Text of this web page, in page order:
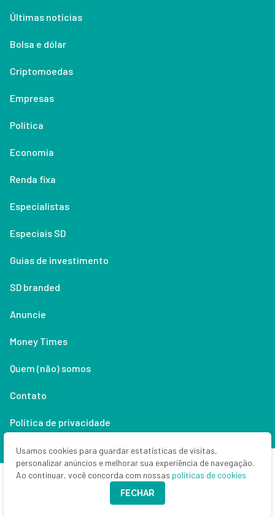
Últimas notícias
Bolsa e dólar
Criptomoedas
Empresas
Política
Economia
Renda fixa
Especialistas
Especiais SD
Guias de investimento
SD branded
Anuncie
Money Times
Quem (não) somos
Contato
Política de privacidade
Lifestyle
Copyright © 2026 Seu Dinheiro. Todos os direitos reservados.
CNPJ: 33.523.405/0001-63
Usamos cookies para guardar estatísticas de visitas,
personalizar anúncios e melhorar sua experiência de navegação.
Ao continuar, você concorda com nossas políticas de cookies
FECHAR